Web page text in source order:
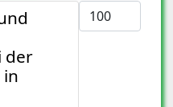
Anzeige #
der